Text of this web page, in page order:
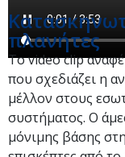
πλανήτες
Το video clip
που σχεδιάζει η
μέλλον στους
συστήματος. Ο
μόνιμης βάσης